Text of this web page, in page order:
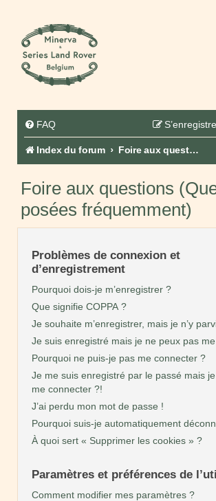
FAQ
Index du forum Foire aux questions (Questions posées fréquemment)
Foire aux questions
posées fréquemment)
Problèmes de connexion et
d’enregistrement
Pourquoi dois-je m’enregistrer ?
Que signifie COPPA ?
Je souhaite m’enregistrer, mais je n’y
Je suis enregistré mais je ne peux pas
Pourquoi ne puis-je pas me connecter ?
Je me suis enregistré par le passé mais
me connecter ?!
J’ai perdu mon mot de passe !
Pourquoi suis-je automatiquement
À quoi sert « Supprimer les cookies » ?
Paramètres et préférences de
Comment modifier mes paramètres ?